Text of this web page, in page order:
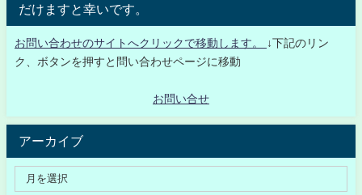
だけますと幸いです。
お問い合わせのサイトへクリックで移動します。
↓下記のリン
ク、ボタンを押すと問い合わせページに移動
お問い合せ
アーカイブ